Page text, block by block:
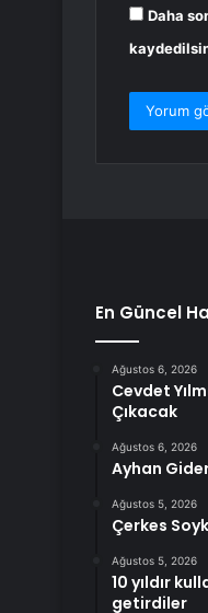
Daha
En Güncel
Ağustos 6, 2026
Cevdet
Çıkacak
Ağustos 6, 2026
Ayhan
Ağustos 5, 2026
Çerkes
Ağustos 5, 2026
10 yıldır
getirdiler